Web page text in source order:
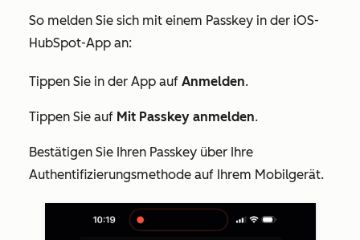
So melden Sie sich mit einem Passkey in der iOS-
HubSpot-App an:
Tippen Sie in der App auf Anmelden.
Tippen Sie auf Mit Passkey anmelden.
Bestätigen Sie Ihren Passkey über Ihre
Authentifizierungsmethode auf Ihrem Mobilgerät.